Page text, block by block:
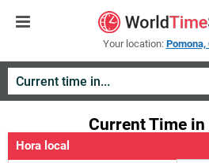
Your location:
Current Time in
Hora local